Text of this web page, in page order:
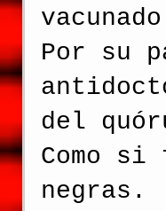
Por su
del
Como
negras.